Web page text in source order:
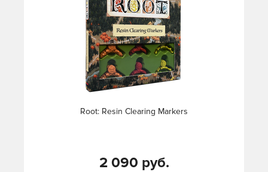
Root: Resin Clearing Markers
2 090 руб.